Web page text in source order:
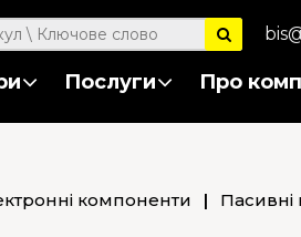
Послуги Про
компоненти |